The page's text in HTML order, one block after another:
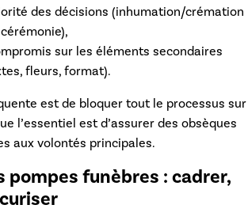
des décisions (inhumation/crémation
sur les éléments secondaires
fleurs, format).
est de bloquer tout le processus sur
l’essentiel est d’assurer des obsèques
aux volontés principales.
pompes funèbres : cadrer,